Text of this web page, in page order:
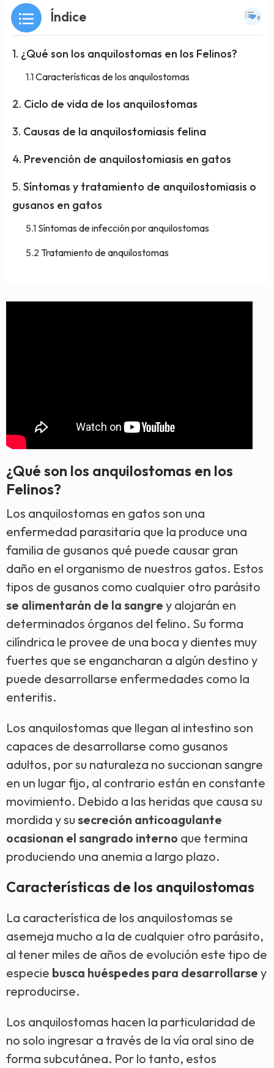
Índice
¿Qué son los anquilostomas en los Felinos?
Características de los anquilostomas
Ciclo de vida de los anquilostomas
Causas de la anquilostomiasis felina
Prevención de anquilostomiasis en gatos
Síntomas y tratamiento de anquilostomiasis o
gusanos en gatos
Síntomas de infección por anquilostomas
Tratamiento de anquilostomas
¿Qué son los anquilostomas en los
Felinos?
Los anquilostomas en gatos son una
enfermedad parasitaria que la produce una
familia de gusanos qué puede causar gran
daño en el organismo de nuestros gatos. Estos
tipos de gusanos como cualquier otro parásito
se alimentarán de la sangre y alojarán en
determinados órganos del felino. Su forma
cilíndrica le provee de una boca y dientes muy
fuertes que se engancharan a algún destino y
puede desarrollarse enfermedades como la
enteritis.
Los anquilostomas que llegan al intestino son
capaces de desarrollarse como gusanos
adultos, por su naturaleza no succionan sangre
en un lugar fijo, al contrario están en constante
movimiento. Debido a las heridas que causa su
mordida y su secreción anticoagulante
ocasionan el sangrado interno que termina
produciendo una anemia a largo plazo.
Características de los anquilostomas
La característica de los anquilostomas se
asemeja mucho a la de cualquier otro parásito,
al tener miles de años de evolución este tipo de
especie busca huéspedes para desarrollarse y
reproducirse.
Los anquilostomas hacen la particularidad de
no solo ingresar a través de la vía oral sino de
forma subcutánea. Por lo tanto, estos